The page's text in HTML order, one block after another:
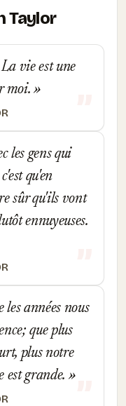
Taylor
vie est une
moi.
les gens qui
qu'en
sûr qu'ils vont
ennuyeuses.
années nous
que plus
plus notre
est grande.